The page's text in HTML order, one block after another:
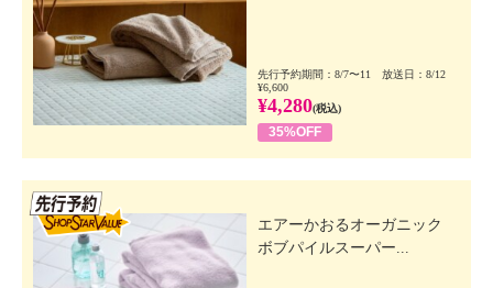
先行予約期間：8/7〜11 放送日：8/12
¥6,600
¥4,280(税込)
35%OFF
エアーかおるオーガニック
ボブパイルスーパー...